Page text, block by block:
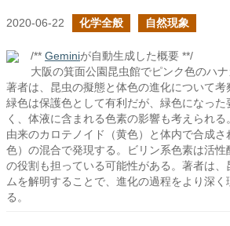
2020-06-22 化学全般 自然現象
/** Geminiが自動生成した概要 **/
大阪の箕面公園昆虫館でピンク色のハ
著者は、昆虫の擬態と体色の進化について
緑色は保護色として有利だが、緑色になっ
く、体液に含まれる色素の影響も考えられ
由来のカロテノイド（黄色）と体内で合成
色）の混合で発現する。ビリン系色素は活
の役割も担っている可能性がある。著者は
ムを解明することで、進化の過程をより深
る。